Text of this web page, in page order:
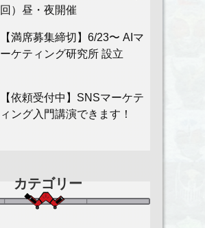
回）昼・夜開催
【満席募集締切】6/23〜 AIマ
ーケティング研究所 設立
【依頼受付中】SNSマーケテ
ィング入門講演できます！
カテゴリー